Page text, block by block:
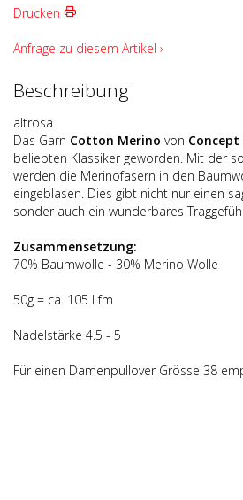
Drucken
Anfrage zu diesem Artikel ›
Beschreibung
altrosa
Das Garn Cotton Merino von
beliebten Klassiker geworden. Mit der
werden die Merinofasern in den
eingeblasen. Dies gibt nicht nur einen
sonder auch ein wunderbares
Zusammensetzung:
70% Baumwolle - 30% Merino Wolle
50g = ca. 105 Lfm
Nadelstärke 4.5 - 5
Für einen Damenpullover Grösse 38